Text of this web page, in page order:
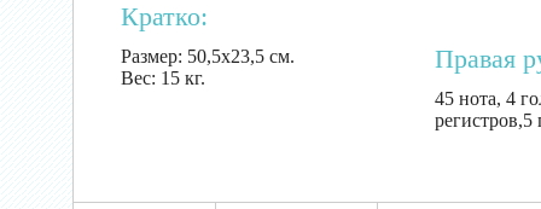
Кратко:
Размер: 50,5х23,5 см.
Вес: 15 кг.
Правая
45 нота, 4